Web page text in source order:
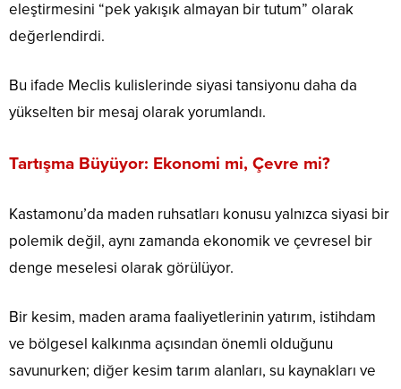
eleştirmesini “pek yakışık almayan bir tutum” olarak
değerlendirdi.
Bu ifade Meclis kulislerinde siyasi tansiyonu daha da
yükselten bir mesaj olarak yorumlandı.
Tartışma Büyüyor: Ekonomi mi, Çevre mi?
Kastamonu’da maden ruhsatları konusu yalnızca siyasi bir
polemik değil, aynı zamanda ekonomik ve çevresel bir
denge meselesi olarak görülüyor.
Bir kesim, maden arama faaliyetlerinin yatırım, istihdam
ve bölgesel kalkınma açısından önemli olduğunu
savunurken; diğer kesim tarım alanları, su kaynakları ve